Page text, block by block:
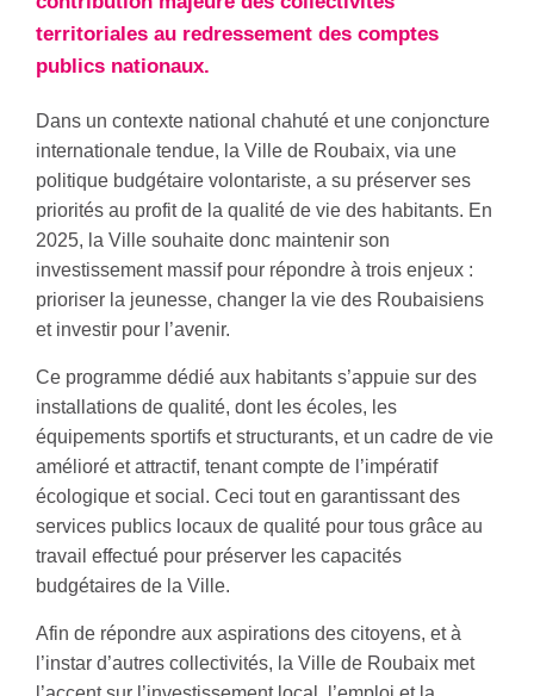
territoriales au redressement des comptes
publics nationaux.
Dans un contexte national chahuté et une conjoncture
internationale tendue, la Ville de Roubaix, via une
politique budgétaire volontariste, a su préserver ses
priorités au profit de la qualité de vie des habitants. En
2025, la Ville souhaite donc maintenir son
investissement massif pour répondre à trois enjeux :
prioriser la jeunesse, changer la vie des Roubaisiens
et investir pour l’avenir.
Ce programme dédié aux habitants s’appuie sur des
installations de qualité, dont les écoles, les
équipements sportifs et structurants, et un cadre de vie
amélioré et attractif, tenant compte de l’impératif
écologique et social. Ceci tout en garantissant des
services publics locaux de qualité pour tous grâce au
travail effectué pour préserver les capacités
budgétaires de la Ville.
Afin de répondre aux aspirations des citoyens, et à
l’instar d’autres collectivités, la Ville de Roubaix met